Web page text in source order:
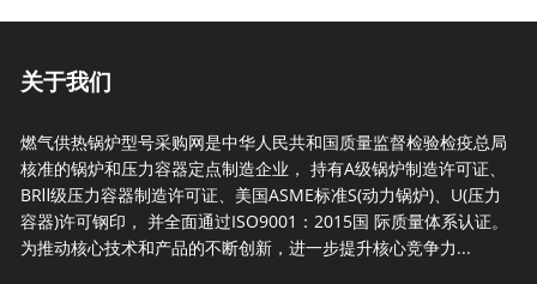
关于我们
燃气供热锅炉型号采购网是中华人民共和国质量监督检验检疫总局
核准的锅炉和压力容器定点制造企业， 持有A级锅炉制造许可证、
BRⅡ级压力容器制造许可证、美国ASME标准S(动力锅炉)、U(压力
容器)许可钢印， 并全面通过ISO9001：2015国 际质量体系认证。
为推动核心技术和产品的不断创新，进一步提升核心竞争力...